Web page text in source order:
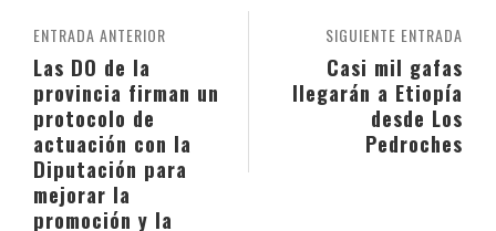
SIGUIENTE ENTRADA
Casi mil gafas
llegarán a Etiopía
desde Los
Pedroches
ENTRADA ANTERIOR
Las DO de la
provincia firman un
protocolo de
actuación con la
Diputación para
mejorar la
promoción y la